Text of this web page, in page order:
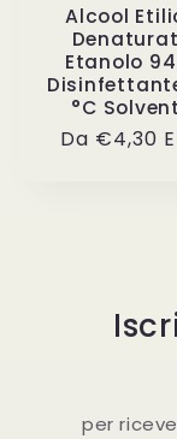
Alcool
Etanolo
°C
Prezzo
Da €4,30
per